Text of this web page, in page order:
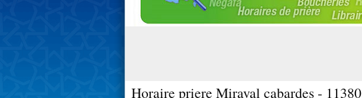
Horaire priere Miraval cabardes - 11380